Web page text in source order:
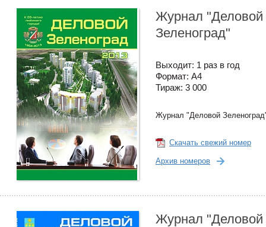
Журнал "Деловой
Зеленоград"
Выходит: 1 раз в год
Формат: А4
Тираж: 3 000
Журнал "Деловой
Скачать свежий номер
Архив номеров
Журнал "Деловой